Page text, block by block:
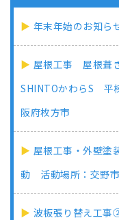
年末年始のお知ら
屋根工事 屋根
SHINTOかわらS
阪府枚方市
屋根工事・外壁
動 活動場所：交野
波板張り替え工